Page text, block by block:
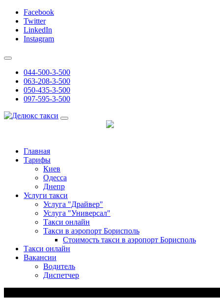
Facebook
Twitter
LinkedIn
Instagram
044-500-3-500
063-208-3-500
050-435-3-500
097-595-3-500
Главная
Тарифы
Киев
Одесса
Днепр
Услуги такси
Услуга "Драйвер"
Услуга "Универсал"
Такси онлайн
Такси в аэропорт Борисполь
Стоимость такси в аэропорт Борисполь
Такси онлайн
Вакансии
Водитель
Диспетчер